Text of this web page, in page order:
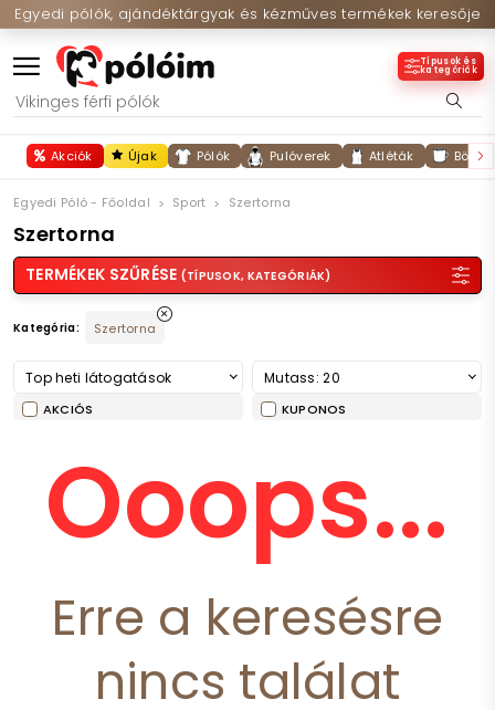
Egyedi pólók, ajándéktárgyak és kézműves termékek keresője
Típusok és
kategóriák
Akciók Újak Pólók Pulóverek Atléták
Egyedi Póló - Főoldal Sport Szertorna
Szertorna
TERMÉKEK SZŰRÉSE (TÍPUSOK, KATEGÓRIÁK)
Kategória: Szertorna
Top heti látogatások Mutass: 20
AKCIÓS KUPONOS
Ooops...
Erre a keresésre
nincs találat